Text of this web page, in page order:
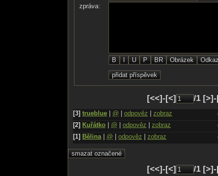
zpráva:
[<<]-[<] /1
[3] trueblue @ odpověz zobraz
[2] Kuřátko @ odpověz zobraz
[1] Bělina| @ odpověz zobraz
[<<]-[<] /1